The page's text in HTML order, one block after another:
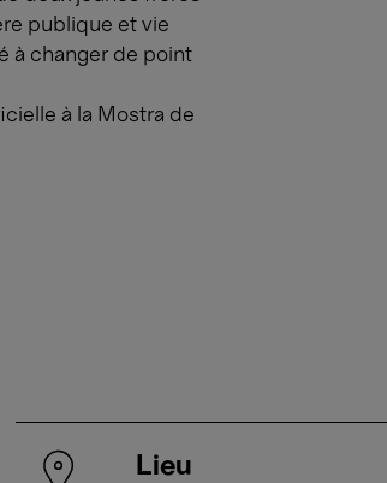
publique et vie
à changer de point
à la Mostra de
Lieu